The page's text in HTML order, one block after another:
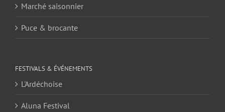
Marché saisonnier
Puce & brocante
FESTIVALS & ÉVÉNEMENTS
L'Ardéchoise
Aluna Festival